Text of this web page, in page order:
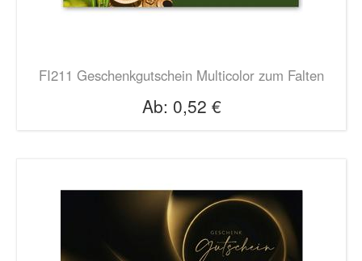
FI211 Geschenkgutschein Multicolor zum Falten
Ab: 0,52 €